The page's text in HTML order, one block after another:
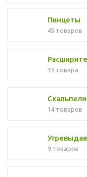
Пинцеты
45 товаров
33 товара
Скальпели
14 товаров
9 товаров